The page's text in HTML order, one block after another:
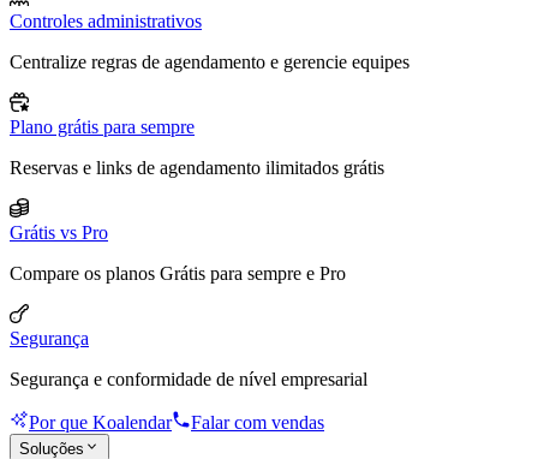
Controles administrativos
Centralize regras de agendamento e gerencie equipes
Plano grátis para sempre
Reservas e links de agendamento ilimitados grátis
Grátis vs Pro
Compare os planos Grátis para sempre e Pro
Segurança
Segurança e conformidade de nível empresarial
Por que Koalendar Falar com vendas
Soluções